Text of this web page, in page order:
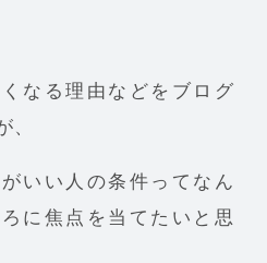
なる理由などをブログ
、
いい人の条件ってなん
に焦点を当てたいと思